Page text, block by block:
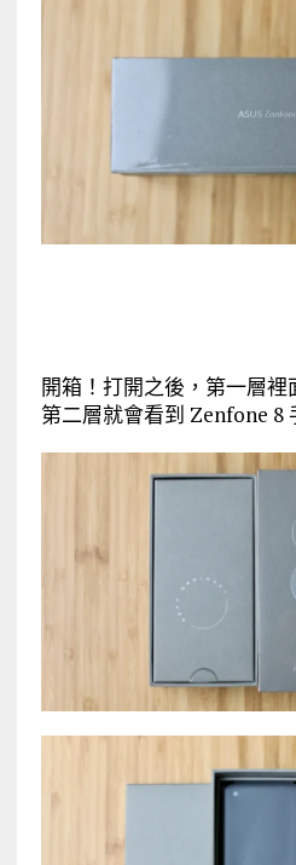
開箱！打開之後，第一層裡
第二層就會看到 Zenfone 8